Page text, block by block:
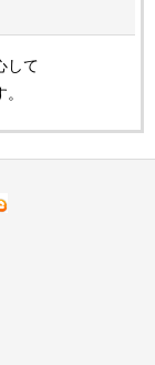
して